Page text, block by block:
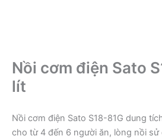
Nồi cơm điện Sato
lít
Nồi cơm điện Sato S18-81G dung
cho từ 4 đến 6 người ăn, lòng nồi sử